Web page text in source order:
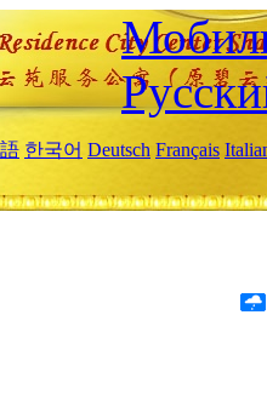
한국어 Deutsch Français